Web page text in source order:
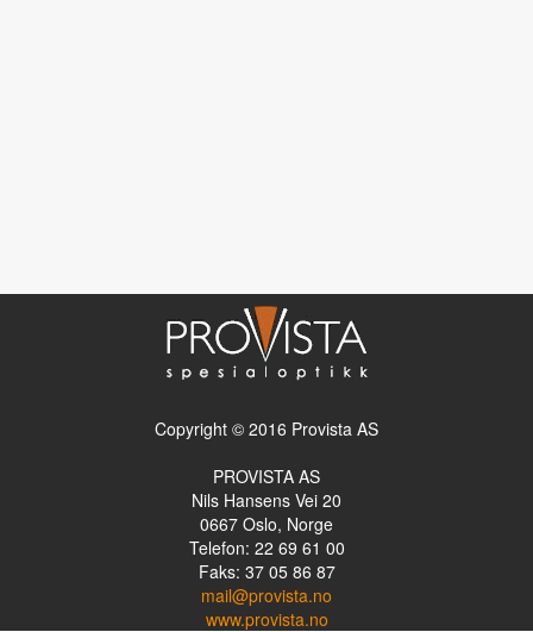
Copyright © 2016 Provista AS
PROVISTA AS
Nils Hansens Vei 20
0667 Oslo, Norge
Telefon: 22 69 61 00
Faks: 37 05 86 87
mail@provista.no
www.provista.no